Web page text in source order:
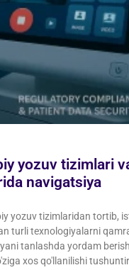
yozuv tizimlari
navigatsiya
yozuv tizimlaridan tortib,
turli texnologiyalarni
tanlashda yordam
xos qo'llanilishi